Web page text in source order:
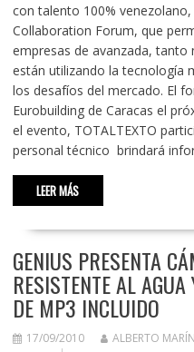
con talento 100%
Collaboration Forum, que
empresas de avanzada,
están utilizando la tecnología
los desafíos del mercado. El
Eurobuilding de Caracas el
el evento, TOTALTEXTO
personal técnico brindará
LEER MÁS
GENIUS PRESENTA
RESISTENTE AL
DE MP3 INCLUIDO
17/09/2010 ALBERTO